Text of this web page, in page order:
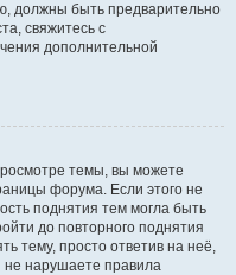
должны быть предварительно
свяжитесь с
дополнительной
темы, вы можете
форума. Если этого не
поднятия тем могла быть
до повторного поднятия
тему, просто ответив на неё,
не нарушаете правила